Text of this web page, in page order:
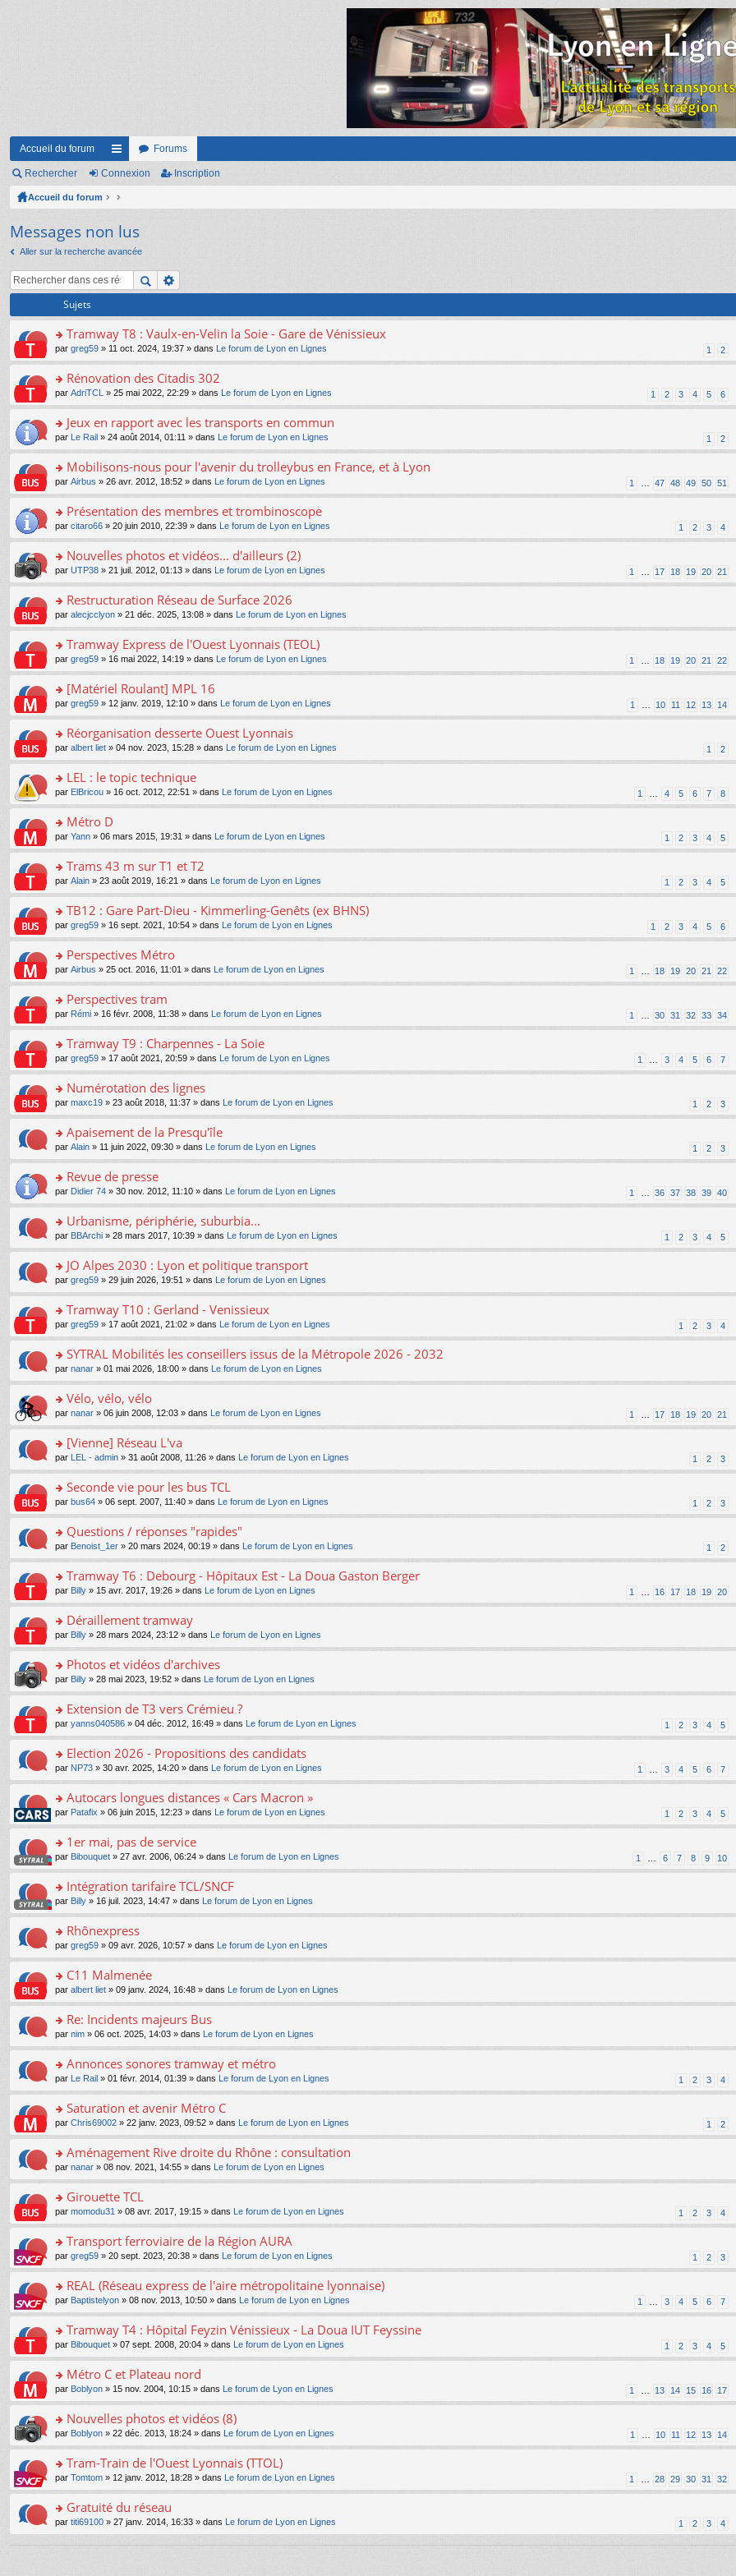
Accueil du forum
ac
co
ur
ci
s
Forums
Rechercher Connexion Inscription
Accueil du forum
Messages non lus
Aller sur la recherche avancée
Sujets
o
n
s
ult
er
le
m
e
s
a
g
e
n
n
le
pl
u
s
ré
c
e
nt
Tramway T8 : Vaulx-en-Velin la Soie - Gare de Vénissieux
1 2
par greg59 » 11 oct. 2024, 19:37 » dans Le forum de Lyon en Lignes
o
n
s
ult
er
le
m
e
s
a
g
e
n
n
le
pl
u
s
ré
c
e
nt
Rénovation des Citadis 302
1 2 3 4 5 6
par AdriTCL » 25 mai 2022, 22:29 » dans Le forum de Lyon en Lignes
o
n
s
ult
er
le
m
e
s
a
g
e
n
n
le
pl
u
s
ré
c
e
nt
Jeux en rapport avec les transports en commun
1 2
par Le Rail » 24 août 2014, 01:11 » dans Le forum de Lyon en Lignes
o
n
s
ult
er
le
m
e
s
a
g
e
n
n
le
pl
u
s
ré
c
e
nt
Mobilisons-nous pour l'avenir du trolleybus en France, et à Lyon
1 … 47 48 49 50 51
par Airbus » 26 avr. 2012, 18:52 » dans Le forum de Lyon en Lignes
o
n
s
ult
er
le
m
e
s
a
g
e
n
n
le
pl
u
s
ré
c
e
nt
Présentation des membres et trombinoscope
1 2 3 4
par citaro66 » 20 juin 2010, 22:39 » dans Le forum de Lyon en Lignes
o
n
s
ult
er
le
m
e
s
a
g
e
n
n
le
pl
u
s
ré
c
e
nt
Nouvelles photos et vidéos... d'ailleurs (2)
1 … 17 18 19 20 21
par UTP38 » 21 juil. 2012, 01:13 » dans Le forum de Lyon en Lignes
o
n
s
ult
er
le
m
e
s
a
g
e
n
n
le
pl
u
s
ré
c
e
nt
Restructuration Réseau de Surface 2026
par alecjcclyon » 21 déc. 2025, 13:08 » dans Le forum de Lyon en Lignes
o
n
s
ult
er
le
m
e
s
a
g
e
n
n
le
pl
u
s
ré
c
e
nt
Tramway Express de l'Ouest Lyonnais (TEOL)
1 … 18 19 20 21 22
par greg59 » 16 mai 2022, 14:19 » dans Le forum de Lyon en Lignes
o
n
s
ult
er
le
m
e
s
a
g
e
n
n
le
pl
u
s
ré
c
e
nt
[Matériel Roulant] MPL 16
1 … 10 11 12 13 14
par greg59 » 12 janv. 2019, 12:10 » dans Le forum de Lyon en Lignes
o
n
s
ult
er
le
m
e
s
a
g
e
n
n
le
pl
u
s
ré
c
e
nt
Réorganisation desserte Ouest Lyonnais
1 2
par albert liet » 04 nov. 2023, 15:28 » dans Le forum de Lyon en Lignes
o
n
s
ult
er
le
m
e
s
a
g
e
n
n
le
pl
u
s
ré
c
e
nt
LEL : le topic technique
1 … 4 5 6 7 8
par ElBricou » 16 oct. 2012, 22:51 » dans Le forum de Lyon en Lignes
o
n
s
ult
er
le
m
e
s
a
g
e
n
n
le
pl
u
s
ré
c
e
nt
Métro D
1 2 3 4 5
par Yann » 06 mars 2015, 19:31 » dans Le forum de Lyon en Lignes
o
n
s
ult
er
le
m
e
s
a
g
e
n
n
le
pl
u
s
ré
c
e
nt
Trams 43 m sur T1 et T2
1 2 3 4 5
par Alain » 23 août 2019, 16:21 » dans Le forum de Lyon en Lignes
o
n
s
ult
er
le
m
e
s
a
g
e
n
n
le
pl
u
s
ré
c
e
nt
TB12 : Gare Part-Dieu - Kimmerling-Genêts (ex BHNS)
1 2 3 4 5 6
par greg59 » 16 sept. 2021, 10:54 » dans Le forum de Lyon en Lignes
o
n
s
ult
er
le
m
e
s
a
g
e
n
n
le
pl
u
s
ré
c
e
nt
Perspectives Métro
1 … 18 19 20 21 22
par Airbus » 25 oct. 2016, 11:01 » dans Le forum de Lyon en Lignes
o
n
s
ult
er
le
m
e
s
a
g
e
n
n
le
pl
u
s
ré
c
e
nt
Perspectives tram
1 … 30 31 32 33 34
par Rémi » 16 févr. 2008, 11:38 » dans Le forum de Lyon en Lignes
o
n
s
ult
er
le
m
e
s
a
g
e
n
n
le
pl
u
s
ré
c
e
nt
Tramway T9 : Charpennes - La Soie
1 … 3 4 5 6 7
par greg59 » 17 août 2021, 20:59 » dans Le forum de Lyon en Lignes
o
n
s
ult
er
le
m
e
s
a
g
e
n
n
le
pl
u
s
ré
c
e
nt
Numérotation des lignes
1 2 3
par maxc19 » 23 août 2018, 11:37 » dans Le forum de Lyon en Lignes
o
n
s
ult
er
le
m
e
s
a
g
e
n
n
le
pl
u
s
ré
c
e
nt
Apaisement de la Presqu'île
1 2 3
par Alain » 11 juin 2022, 09:30 » dans Le forum de Lyon en Lignes
o
n
s
ult
er
le
m
e
s
a
g
e
n
n
le
pl
u
s
ré
c
e
nt
Revue de presse
1 … 36 37 38 39 40
par Didier 74 » 30 nov. 2012, 11:10 » dans Le forum de Lyon en Lignes
o
n
s
ult
er
le
m
e
s
a
g
e
n
n
le
pl
u
s
ré
c
e
nt
Urbanisme, périphérie, suburbia...
1 2 3 4 5
par BBArchi » 28 mars 2017, 10:39 » dans Le forum de Lyon en Lignes
o
n
s
ult
er
le
m
e
s
a
g
e
n
n
le
pl
u
s
ré
c
e
nt
JO Alpes 2030 : Lyon et politique transport
par greg59 » 29 juin 2026, 19:51 » dans Le forum de Lyon en Lignes
o
n
s
ult
er
le
m
e
s
a
g
e
n
n
le
pl
u
s
ré
c
e
nt
Tramway T10 : Gerland - Venissieux
1 2 3 4
par greg59 » 17 août 2021, 21:02 » dans Le forum de Lyon en Lignes
o
n
s
ult
er
le
m
e
s
a
g
e
n
n
le
pl
u
s
ré
c
e
nt
SYTRAL Mobilités les conseillers issus de la Métropole 2026 - 2032
par nanar » 01 mai 2026, 18:00 » dans Le forum de Lyon en Lignes
o
n
s
ult
er
le
m
e
s
a
g
e
n
n
le
pl
u
s
ré
c
e
nt
Vélo, vélo, vélo
1 … 17 18 19 20 21
par nanar » 06 juin 2008, 12:03 » dans Le forum de Lyon en Lignes
o
n
s
ult
er
le
m
e
s
a
g
e
n
n
le
pl
u
s
ré
c
e
nt
[Vienne] Réseau L'va
1 2 3
par LEL - admin » 31 août 2008, 11:26 » dans Le forum de Lyon en Lignes
o
n
s
ult
er
le
m
e
s
a
g
e
n
n
le
pl
u
s
ré
c
e
nt
Seconde vie pour les bus TCL
1 2 3
par bus64 » 06 sept. 2007, 11:40 » dans Le forum de Lyon en Lignes
o
n
s
ult
er
le
m
e
s
a
g
e
n
n
le
pl
u
s
ré
c
e
nt
Questions / réponses "rapides"
1 2
par Benoist_1er » 20 mars 2024, 00:19 » dans Le forum de Lyon en Lignes
o
n
s
ult
er
le
m
e
s
a
g
e
n
n
le
pl
u
s
ré
c
e
nt
Tramway T6 : Debourg - Hôpitaux Est - La Doua Gaston Berger
1 … 16 17 18 19 20
par Billy » 15 avr. 2017, 19:26 » dans Le forum de Lyon en Lignes
o
n
s
ult
er
le
m
e
s
a
g
e
n
n
le
pl
u
s
ré
c
e
nt
Déraillement tramway
par Billy » 28 mars 2024, 23:12 » dans Le forum de Lyon en Lignes
o
n
s
ult
er
le
m
e
s
a
g
e
n
n
le
pl
u
s
ré
c
e
nt
Photos et vidéos d'archives
par Billy » 28 mai 2023, 19:52 » dans Le forum de Lyon en Lignes
o
n
s
ult
er
le
m
e
s
a
g
e
n
n
le
pl
u
s
ré
c
e
nt
Extension de T3 vers Crémieu ?
1 2 3 4 5
par yanns040586 » 04 déc. 2012, 16:49 » dans Le forum de Lyon en Lignes
o
n
s
ult
er
le
m
e
s
a
g
e
n
n
le
pl
u
s
ré
c
e
nt
Election 2026 - Propositions des candidats
1 … 3 4 5 6 7
par NP73 » 30 avr. 2025, 14:20 » dans Le forum de Lyon en Lignes
o
n
s
ult
er
le
m
e
s
a
g
e
n
n
le
pl
u
s
ré
c
e
nt
Autocars longues distances « Cars Macron »
1 2 3 4 5
par Patafix » 06 juin 2015, 12:23 » dans Le forum de Lyon en Lignes
o
n
s
ult
er
le
m
e
s
a
g
e
n
n
le
pl
u
s
ré
c
e
nt
1er mai, pas de service
1 … 6 7 8 9 10
par Bibouquet » 27 avr. 2006, 06:24 » dans Le forum de Lyon en Lignes
o
n
s
ult
er
le
m
e
s
a
g
e
n
n
le
pl
u
s
ré
c
e
nt
Intégration tarifaire TCL/SNCF
par Billy » 16 juil. 2023, 14:47 » dans Le forum de Lyon en Lignes
o
n
s
ult
er
le
m
e
s
a
g
e
n
n
le
pl
u
s
ré
c
e
nt
Rhônexpress
par greg59 » 09 avr. 2026, 10:57 » dans Le forum de Lyon en Lignes
o
n
s
ult
er
le
m
e
s
a
g
e
n
n
le
pl
u
s
ré
c
e
nt
C11 Malmenée
par albert liet » 09 janv. 2024, 16:48 » dans Le forum de Lyon en Lignes
o
n
s
ult
er
le
m
e
s
a
g
e
n
n
le
pl
u
s
ré
c
e
nt
Re: Incidents majeurs Bus
par nim » 06 oct. 2025, 14:03 » dans Le forum de Lyon en Lignes
o
n
s
ult
er
le
m
e
s
a
g
e
n
n
le
pl
u
s
ré
c
e
nt
Annonces sonores tramway et métro
1 2 3 4
par Le Rail » 01 févr. 2014, 01:39 » dans Le forum de Lyon en Lignes
o
n
s
ult
er
le
m
e
s
a
g
e
n
n
le
pl
u
s
ré
c
e
nt
Saturation et avenir Métro C
1 2
par Chris69002 » 22 janv. 2023, 09:52 » dans Le forum de Lyon en Lignes
o
n
s
ult
er
le
m
e
s
a
g
e
n
n
le
pl
u
s
ré
c
e
nt
Aménagement Rive droite du Rhône : consultation
par nanar » 08 nov. 2021, 14:55 » dans Le forum de Lyon en Lignes
o
n
s
ult
er
le
m
e
s
a
g
e
n
n
le
pl
u
s
ré
c
e
nt
Girouette TCL
1 2 3 4
par momodu31 » 08 avr. 2017, 19:15 » dans Le forum de Lyon en Lignes
o
n
s
ult
er
le
m
e
s
a
g
e
n
n
le
pl
u
s
ré
c
Transport ferroviaire de la Région AURA
1 2 3
par greg59 » 20 sept. 2023, 20:38 » dans Le forum de Lyon en Lignes
o
n
s
ult
er
le
m
e
s
a
g
e
n
n
le
pl
u
s
REAL (Réseau express de l'aire métropolitaine lyonnaise)
1 … 3 4 5 6 7
par Baptistelyon » 08 nov. 2013, 10:50 » dans Le forum de Lyon en Lignes
o
n
s
ult
er
le
m
e
s
a
g
e
n
n
Tramway T4 : Hôpital Feyzin Vénissieux - La Doua IUT Feyssine
1 2 3 4 5
par Bibouquet » 07 sept. 2008, 20:04 » dans Le forum de Lyon en Lignes
o
n
s
ult
er
le
m
e
s
a
g
e
Métro C et Plateau nord
1 … 13 14 15 16 17
par Boblyon » 15 nov. 2004, 10:15 » dans Le forum de Lyon en Lignes
o
n
s
ult
er
le
m
e
s
s
Nouvelles photos et vidéos (8)
1 … 10 11 12 13 14
par Boblyon » 22 déc. 2013, 18:24 » dans Le forum de Lyon en Lignes
o
n
s
ult
er
Tram-Train de l'Ouest Lyonnais (TTOL)
1 … 28 29 30 31 32
par Tomtom » 12 janv. 2012, 18:28 » dans Le forum de Lyon en Lignes
o
n
s
Gratuité du réseau
1 2 3 4
par titi69100 » 27 janv. 2014, 16:33 » dans Le forum de Lyon en Lignes